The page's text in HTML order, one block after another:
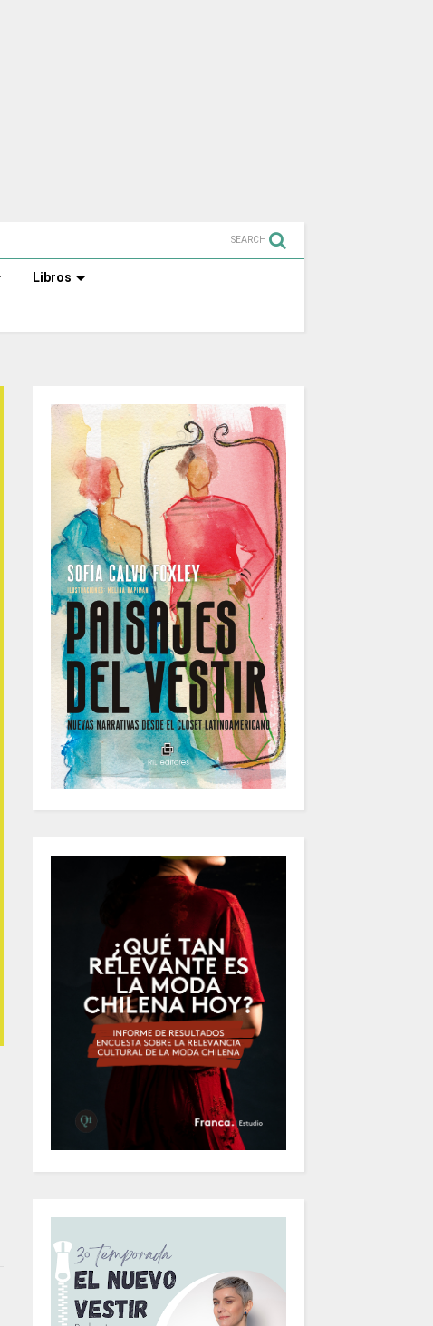
SEARCH
Libros